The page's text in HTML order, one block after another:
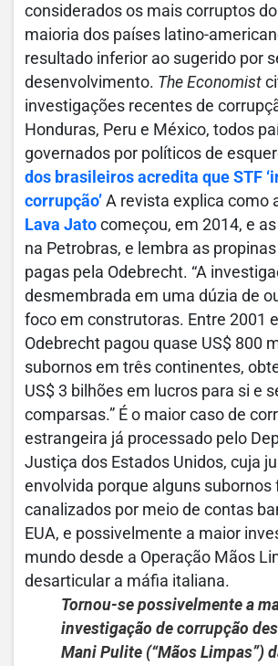
considerados os mais corruptos
maioria dos países latino-
resultado inferior ao sugerido por
desenvolvimento. The Economist
investigações recentes de
Honduras, Peru e México, todos
governados por políticos de
dos brasileiros acredita que STF
corrupção’ A revista explica como
Lava Jato começou, em 2014, e
na Petrobras, e lembra as
pagas pela Odebrecht. “A
desmembrada em uma dúzia de
foco em construtoras. Entre 2001
Odebrecht pagou quase US$ 800
subornos em três continentes,
US$ 3 bilhões em lucros para si e
comparsas.” É o maior caso de
estrangeira já processado pelo
Justiça dos Estados Unidos, cuja
envolvida porque alguns subornos
canalizados por meio de contas
EUA, e possivelmente a maior
mundo desde a Operação Mãos
desarticular a máfia italiana.
Tornou-se possivelmente a
investigação de corrupção
Mani Pulite (“Mãos Limpas”)